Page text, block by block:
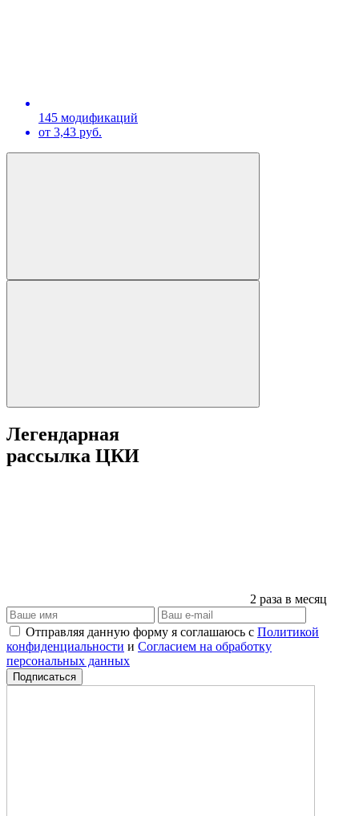
145 модификаций
от 3,43 руб.
Легендарная
рассылка ЦКИ
2 раза в месяц
Отправляя данную форму я соглашаюсь с Политикой
конфиденциальности и Согласием на обработку
персональных данных
Подписаться